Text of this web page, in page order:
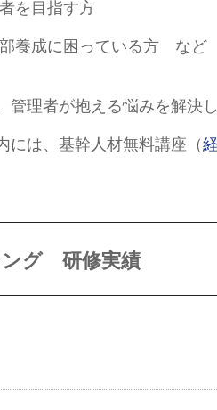
を目指す方
養成に困っている方 など
管理者が抱える悩みを解決
には、基幹人材無料講座（
ング 研修実績